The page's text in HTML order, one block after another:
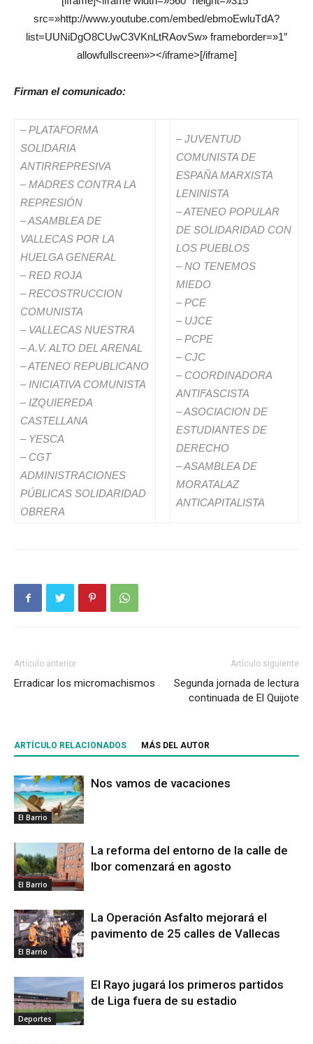
src=»http://www.youtube.com/embed/ebmoEwluTdA?
list=UUNiDgO8CUwC3VKnLtRAovSw» frameborder=»1″
allowfullscreen»></iframe>[/iframe]
Firman el comunicado:
– PLATAFORMA
SOLIDARIA
ANTIRREPRESIVA
– MADRES CONTRA LA
REPRESIÓN
– ASAMBLEA DE
VALLECAS POR LA
HUELGA GENERAL
– RED ROJA
– RECOSTRUCCION
COMUNISTA
– VALLECAS NUESTRA
– A.V. ALTO DEL ARENAL
– ATENEO REPUBLICANO
– INICIATIVA COMUNISTA
– IZQUIEREDA
CASTELLANA
– YESCA
– CGT
ADMINISTRACIONES
PÚBLICAS SOLIDARIDAD
OBRERA
– JUVENTUD
COMUNISTA DE
ESPAÑA MARXISTA
LENINISTA
– ATENEO POPULAR
DE SOLIDARIDAD CON
LOS PUEBLOS
– NO TENEMOS
MIEDO
– PCE
– UJCE
– PCPE
– CJC
– COORDINADORA
ANTIFASCISTA
– ASOCIACION DE
ESTUDIANTES DE
DERECHO
– ASAMBLEA DE
MORATALAZ
ANTICAPITALISTA
Artículo anterior
Erradicar los micromachismos
Artículo siguiente
Segunda jornada de lectura
continuada de El Quijote
ARTÍCULO RELACIONADOS MÁS DEL AUTOR
El Barrio
Nos vamos de vacaciones
El Barrio
La reforma del entorno de la calle de
Ibor comenzará en agosto
El Barrio
La Operación Asfalto mejorará el
pavimento de 25 calles de Vallecas
Deportes
El Rayo jugará los primeros partidos
de Liga fuera de su estadio